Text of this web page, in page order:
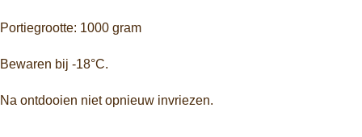
Portiegrootte: 1000 gram
Bewaren bij -18°C.
Na ontdooien niet opnieuw invriezen.